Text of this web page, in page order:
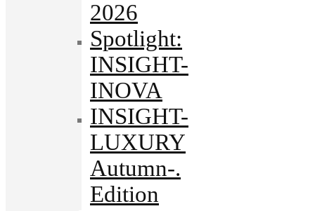
2026
Spotlight:
INSIGHT-
INOVA
INSIGHT-
LUXURY
Autumn-.
Edition